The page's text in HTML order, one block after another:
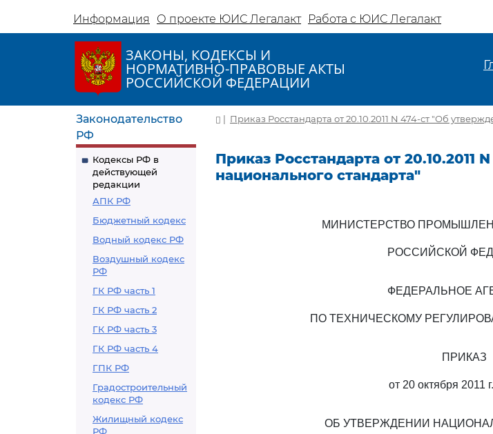
Информация О проекте ЮИС Легалакт Работа с ЮИС Легалакт
ЗАКОНЫ, КОДЕКСЫ И
НОРМАТИВНО-ПРАВОВЫЕ АКТЫ
РОССИЙСКОЙ ФЕДЕРАЦИИ
Законодательство
РФ
Кодексы РФ в
действующей
редакции
АПК РФ
Бюджетный кодекс
Водный кодекс РФ
Воздушный кодекс
РФ
ГК РФ часть 1
ГК РФ часть 2
ГК РФ часть 3
ГК РФ часть 4
ГПК РФ
Градостроительный
кодекс РФ
Жилищный кодекс
РФ
| Приказ Росстандарта от 20.10.2011 N 474-ст "Об
Приказ Росстандарта от 20.10.2011
национального стандарта"
МИНИСТЕРСТВО
РОССИЙСКОЙ
ФЕДЕРАЛЬНОЕ
ПО ТЕХНИЧЕСКОМУ
ПРИКАЗ
от 20 октября 2011
ОБ УТВЕРЖДЕНИИ